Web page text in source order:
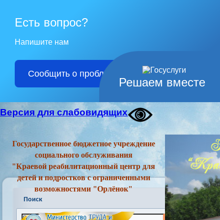
Решаем вместе
Есть вопрос?
Напишите нам
Сообщить о проблеме
Версия для слабовидящих
Государственное бюджетное учреждение
социального обслуживания
"Краевой реабилитационный центр для
детей и подростков с ограниченными
возможностями "Орлёнок"
Поиск